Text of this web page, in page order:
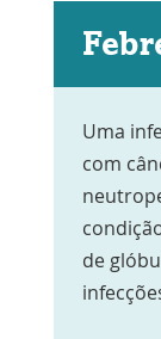
Uma
com
de